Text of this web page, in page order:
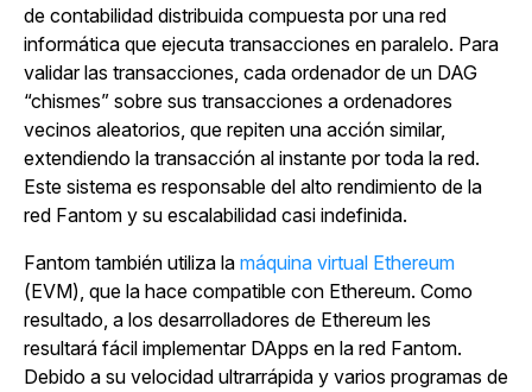
de contabilidad distribuida compuesta por una red
informática que ejecuta transacciones en paralelo. Para
validar las transacciones, cada ordenador de un DAG
“chismes” sobre sus transacciones a ordenadores
vecinos aleatorios, que repiten una acción similar,
extendiendo la transacción al instante por toda la red.
Este sistema es responsable del alto rendimiento de la
red Fantom y su escalabilidad casi indefinida.
Fantom también utiliza la máquina virtual Ethereum
(EVM), que la hace compatible con Ethereum. Como
resultado, a los desarrolladores de Ethereum les
resultará fácil implementar DApps en la red Fantom.
Debido a su velocidad ultrarrápida y varios programas de